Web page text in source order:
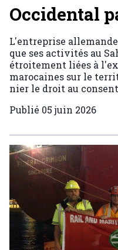
Occidental
L'entreprise
que ses activités au
étroitement liées à
marocaines sur le
nier le droit au
Publié 05 juin 2026